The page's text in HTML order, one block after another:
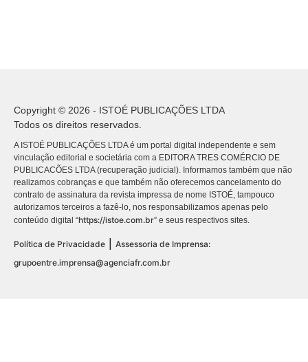
Copyright © 2026 - ISTOÉ PUBLICAÇÕES LTDA
Todos os direitos reservados.
A ISTOÉ PUBLICAÇÕES LTDA é um portal digital independente e sem
vinculação editorial e societária com a EDITORA TRES COMÉRCIO DE
PUBLICACÕES LTDA (recuperação judicial). Informamos também que não
realizamos cobranças e que também não oferecemos cancelamento do
contrato de assinatura da revista impressa de nome ISTOÉ, tampouco
autorizamos terceiros a fazê-lo, nos responsabilizamos apenas pelo
conteúdo digital “https://istoe.com.br” e seus respectivos sites.
Política de Privacidade
Assessoria de Imprensa:
grupoentre.imprensa@agenciafr.com.br